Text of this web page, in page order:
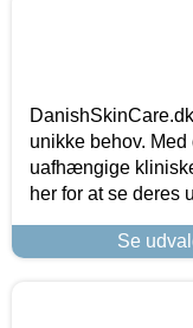
unikke behov. Med
uafhængige
her for at se deres
Se